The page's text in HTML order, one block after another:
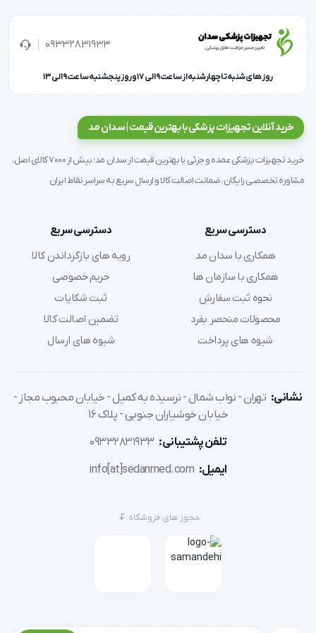
کیفیت بالای چاپ و وضوح رنگ
یکی از مهم‌ترین ویژگی‌های این
پوستر آموزشی ساختار
آناتومی قلب، کیفیت بالای چاپ و وضوح رنگ آن است.
متخصصان آسان‌تر گردد.
عروق خونی و سایر اجزای مهم قلب را فراهم می‌کند.
ابعاد مناسب برای مطالعه و نمایش
09332831933
روز های شنبه تا چهارشنبه از ساعت 9 الی 17 و روز پنجشنبه ساعت 9 الی 13
خرید آنلاین تجهیزات پزشکی با بهترین قیمت | سدان مد
خرید تجهیزات پزشکی عمده و جزئی با بهترین قیمت از سدان مد؛ بیش از 7000 کالای اصل،
مشاوره تخصصی رایگان، ضمانت اصالت کالا و ارسال سریع به سراسر نقاط ایران
دسترسی سریع
همکاری با سدان مد
همکاری با سازمان ها
نحوه ثبت سفارش
محصولات منحصر بفرد
شیوه های پرداخت
دسترسی سریع
رویه های بازگرداندن کالا
حریم خصوصی
ثبت شکایات
تضمین اصالت کالا
شیوه های ارسال
نشانی: تهران - نواب شمال - نرسیده به کمیل - خیابان محبوب مجاز -
خیابان خوشیاران جنوبی - پلاک 16
تلفن پشتیبانی: 09332831933
ایمیل: info[at]sedanmed.com
مجوز های فروشگاه